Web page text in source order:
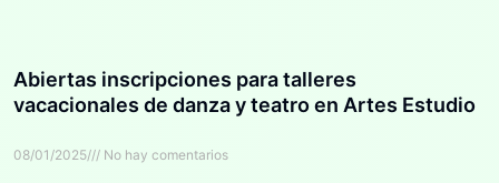
Abiertas inscripciones para talleres
vacacionales de danza y teatro en Artes Estudio
08/01/2025 No hay comentarios